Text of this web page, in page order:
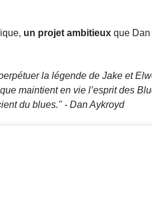
un projet ambitieux que Dan
la légende de Jake et
maintient en vie l’esprit des
du blues." - Dan Aykroyd